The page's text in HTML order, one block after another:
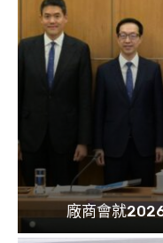
廠商會就